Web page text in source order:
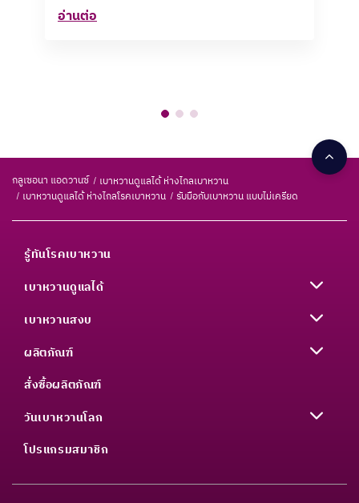
อ่านต่อ
กลูเซอนา แอดวานซ์
เบาหวานดูแลได้ ห่างไกลเบาหวาน
เบาหวานดูแลได้ ห่างไกลโรคเบาหวาน
รับมือกับเบาหวาน แบบไม่เครียด
รู้ทันโรคเบาหวาน
เบาหวานดูแลได้
เบาหวานสงบ
ผลิตภัณฑ์
สั่งซื้อผลิตภัณฑ์
วันเบาหวานโลก
โปรแกรมสมาชิก